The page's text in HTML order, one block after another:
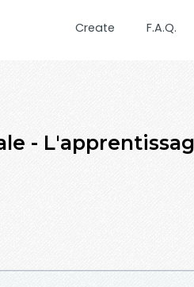
Create F.A.Q.
-